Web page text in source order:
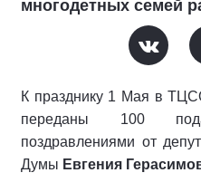
многодетных семей
К празднику 1 Мая в
переданы 100
поздравлениями от
Думы Евгения